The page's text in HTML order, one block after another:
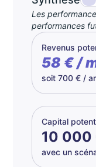
Les
performances
Revenus
58 € /
soit 700 € /
Capital
10 000
avec un